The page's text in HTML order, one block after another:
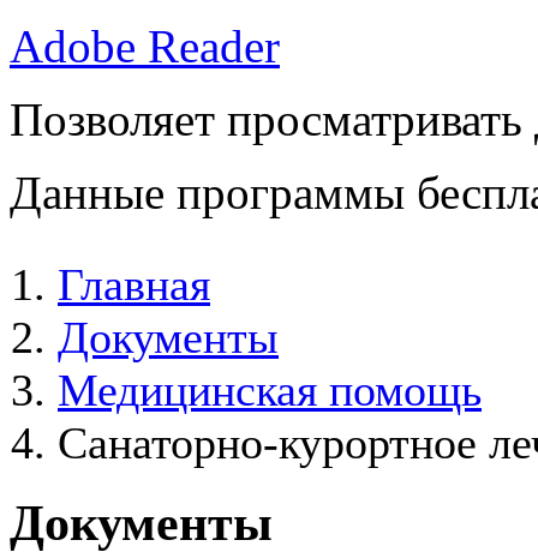
Adobe Reader
Позволяет
Данные программы
Главная
Документы
Медицинская помощь
Санаторно-курортное
Документы